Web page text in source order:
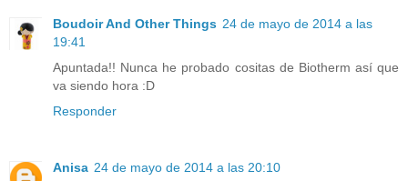
Boudoir And Other Things 24 de mayo de 2014 a las
19:41
Apuntada!! Nunca he probado cositas de Biotherm así que
va siendo hora :D
Responder
Anisa 24 de mayo de 2014 a las 20:10